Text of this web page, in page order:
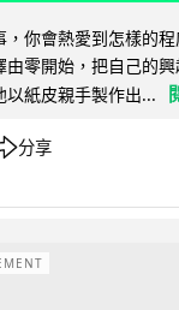
，你會熱愛到怎樣的
由零開始，把自己的
以紙皮親手製作出...
分享